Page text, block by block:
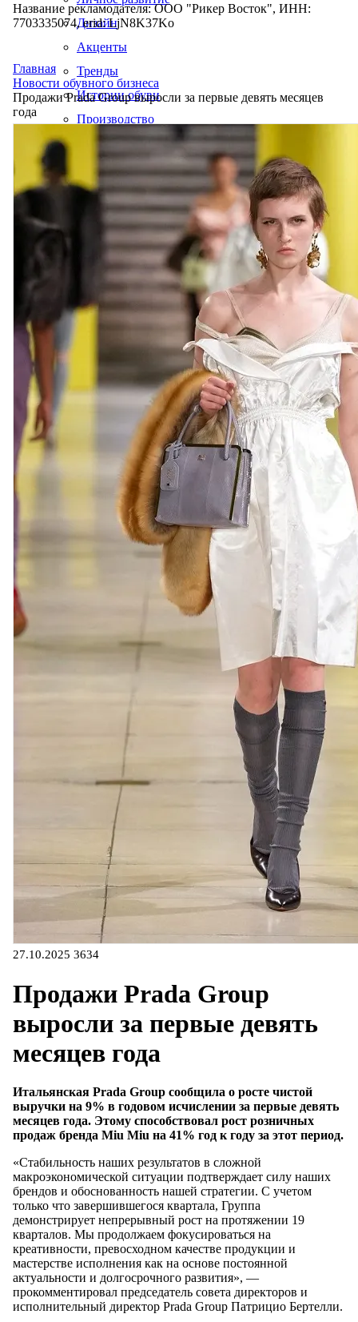
Дизайн
Акценты
Тренды
Истории обуви
Производство
Название рекламодателя: ООО "Рикер Восток", ИНН:
7703335074, erid: LjN8K37Ko
Главная
Новости обувного бизнеса
Продажи Prada Group выросли за первые девять месяцев
года
27.10.2025 3634
Продажи Prada Group
выросли за первые девять
месяцев года
Итальянская Prada Group сообщила о росте чистой
выручки на 9% в годовом исчислении за первые девять
месяцев года. Этому способствовал рост розничных
продаж бренда Miu Miu на 41% год к году за этот период.
«Стабильность наших результатов в сложной
макроэкономической ситуации подтверждает силу наших
брендов и обоснованность нашей стратегии. С учетом
только что завершившегося квартала, Группа
демонстрирует непрерывный рост на протяжении 19
кварталов. Мы продолжаем фокусироваться на
креативности, превосходном качестве продукции и
мастерстве исполнения как на основе постоянной
актуальности и долгосрочного развития», —
прокомментировал председатель совета директоров и
исполнительный директор Prada Group Патрицио Бертелли.